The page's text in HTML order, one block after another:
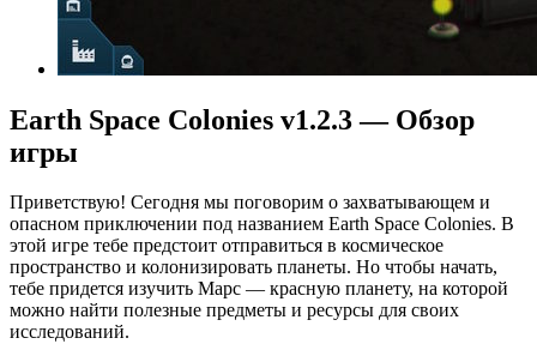
Earth Space Colonies v1.2.3 — Обзор
игры
Приветствую! Сегодня мы поговорим о захватывающем и
опасном приключении под названием Earth Space Colonies. В
этой игре тебе предстоит отправиться в космическое
пространство и колонизировать планеты. Но чтобы начать,
тебе придется изучить Марс — красную планету, на которой
можно найти полезные предметы и ресурсы для своих
исследований.